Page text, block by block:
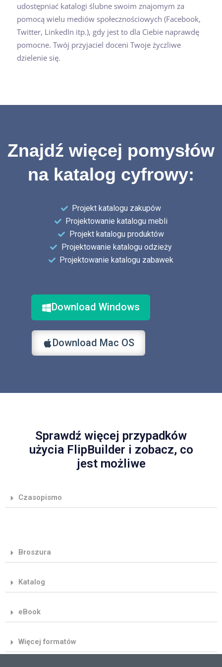
udostępniać katalogi ślubne swoim znajomym za
pomocą wielu mediów społecznościowych (Facebook,
Twitter, LinkedIn itp.), gdy jest to dla Ciebie naprawdę
pomocne. Twój przyjaciel doceni Twoje życzliwe
dzielenie się.
Znajdź więcej pomysłów
na katalog cyfrowy:
Projekt katalogu zakupów
Projektowanie katalogu mebli
Projekt katalogu produktów
Projektowanie katalogu odzieży
Projektowanie katalogu zabawek
Download Windows
Download Mac OS
Sprawdź więcej przypadków
użycia FlipBuilder i zobacz, co
jest możliwe
Czasopismo
Broszura
Katalog
eBook
Więcej formatów